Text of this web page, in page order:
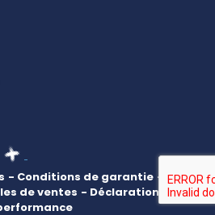
- Conditions de garantie -
de ventes - Déclaration de